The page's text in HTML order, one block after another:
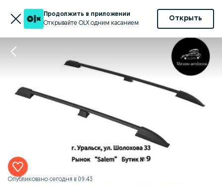
Продолжить в приложении
Открывайте OLX одним касанием
Открыть
Опубликовано сегодня в 09:43